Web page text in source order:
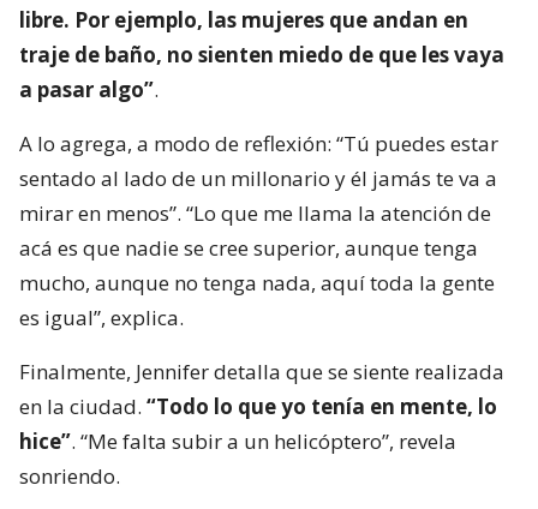
libre. Por ejemplo, las mujeres que andan en
traje de baño, no sienten miedo de que les vaya
a pasar algo”.
A lo agrega, a modo de reflexión: “Tú puedes estar
sentado al lado de un millonario y él jamás te va a
mirar en menos”. “Lo que me llama la atención de
acá es que nadie se cree superior, aunque tenga
mucho, aunque no tenga nada, aquí toda la gente
es igual”, explica.
Finalmente, Jennifer detalla que se siente realizada
en la ciudad. “Todo lo que yo tenía en mente, lo
hice”. “Me falta subir a un helicóptero”, revela
sonriendo.